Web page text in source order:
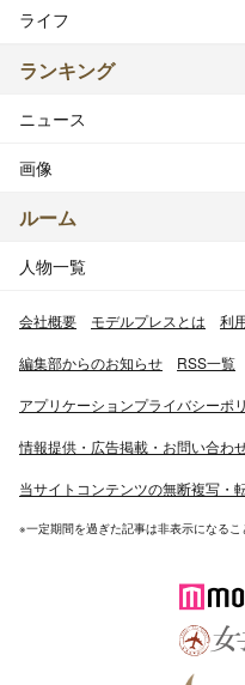
ライフ
ランキング
ニュース
画像
ルーム
人物一覧
会社概要 モデルプレスとは 利
編集部からのお知らせ RSS一覧
アプリケーションプライバシーポ
情報提供・広告掲載・お問い合わ
当サイトコンテンツの無断複写・
※一定期間を過ぎた記事は非表示になる